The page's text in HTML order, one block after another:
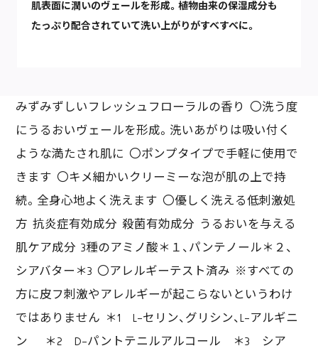
肌表面に潤いのヴェールを形成。植物由来の保湿成分も
たっぷり配合されていて洗い上がりがすべすべに。
みずみずしいフレッシュフローラルの香り 〇洗う度
にうるおいヴェールを形成。洗いあがりは吸い付く
ような満たされ肌に 〇ポンプタイプで手軽に使用で
きます 〇キメ細かいクリーミーな泡が肌の上で持
続。全身心地よく洗えます 〇優しく洗える低刺激処
方 抗炎症有効成分 殺菌有効成分 うるおいを与える
肌ケア成分 3種のアミノ酸＊１、パンテノール＊２、
シアバター＊3 〇アレルギーテスト済み ※すべての
方に皮フ刺激やアレルギーが起こらないというわけ
ではありません ＊1 L-セリン、グリシン、L-アルギニ
ン ＊2 D-パントテニルアルコール ＊3 シア